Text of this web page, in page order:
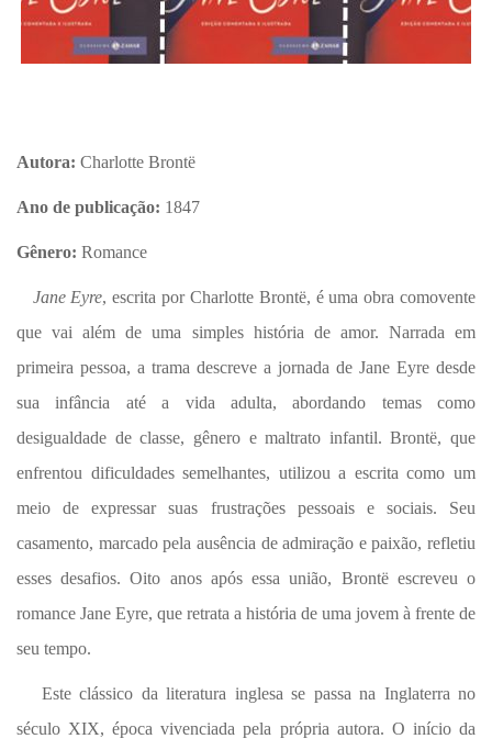
Autora: Charlotte Brontë
Ano de publicação: 1847
Gênero: Romance
Jane Eyre, escrita por Charlotte Brontë, é uma obra comovente
que vai além de uma simples história de amor. Narrada em
primeira pessoa, a trama descreve a jornada de Jane Eyre desde
sua infância até a vida adulta, abordando temas como
desigualdade de classe, gênero e maltrato infantil. Brontë, que
enfrentou dificuldades semelhantes, utilizou a escrita como um
meio de expressar suas frustrações pessoais e sociais. Seu
casamento, marcado pela ausência de admiração e paixão, refletiu
esses desafios. Oito anos após essa união, Brontë escreveu o
romance Jane Eyre, que retrata a história de uma jovem à frente de
seu tempo.
Este clássico da literatura inglesa se passa na Inglaterra no
século XIX, época vivenciada pela própria autora. O início da